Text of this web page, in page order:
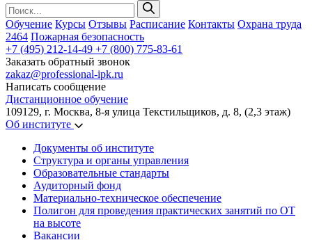
Обучение Курсы Отзывы Расписание Контакты Охрана труда
2464 Пожарная безопасность
+7 (495) 212-14-49 +7 (800) 775-83-61
Заказать обратный звонок
zakaz@professional-ipk.ru
Написать сообщение
Дистанционное обучение
109129, г. Москва, 8-я улица Текстильщиков, д. 8, (2,3 этаж)
Об институте
Документы об институте
Структура и органы управления
Образовательные стандарты
Аудиторный фонд
Материально-техническое обеспечение
Полигон для проведения практических занятий по ОТ
на высоте
Вакансии